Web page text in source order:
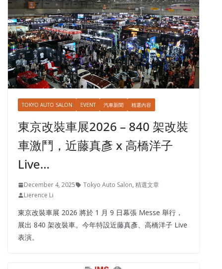
TOKYO AUTO SALON EVENT 汽車新聞 精選內容
東京改裝車展2026 – 840 架改裝
車激鬥，近藤真彥 x 高橋洋子
Live…
December 4, 2025 Tokyo Auto Salon, 精選文章
Lierence Li
東京改裝車展 2026 將於 1 月 9 日幕張 Messe 舉行，
展出 840 架改裝車。今年特設近藤真彥、高橋洋子 Live
表演。